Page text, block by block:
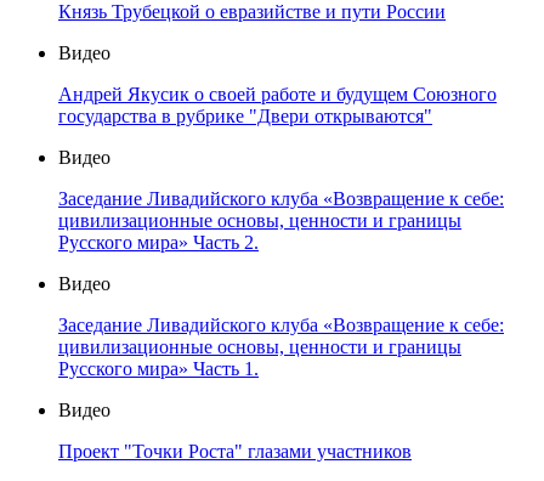
Князь Трубецкой о евразийстве и пути России
Видео
Андрей Якусик о своей работе и будущем Союзного
государства в рубрике "Двери открываются"
Видео
Заседание Ливадийского клуба «Возвращение к себе:
цивилизационные основы, ценности и границы
Русского мира» Часть 2.
Видео
Заседание Ливадийского клуба «Возвращение к себе:
цивилизационные основы, ценности и границы
Русского мира» Часть 1.
Видео
Проект "Точки Роста" глазами участников